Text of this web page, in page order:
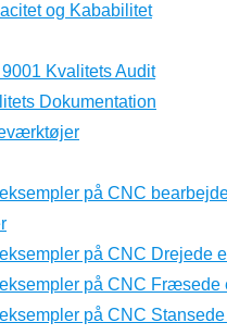
og Kababilitet
9001 Kvalitets Audit
Dokumentation
på CNC
på CNC Drejede
på CNC Fræsede
på CNC